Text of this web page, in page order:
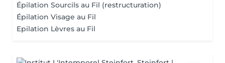
Épilation Sourcils au Fil (restructuration)
Épilation Visage au Fil
Epilation Lèvres au Fil